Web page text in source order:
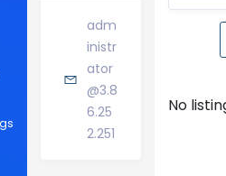
adm
inistr
ator
@3.8
6.25
2.251
No